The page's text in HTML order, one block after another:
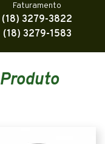
Faturamento
(18) 3279-3822
(18) 3279-1583